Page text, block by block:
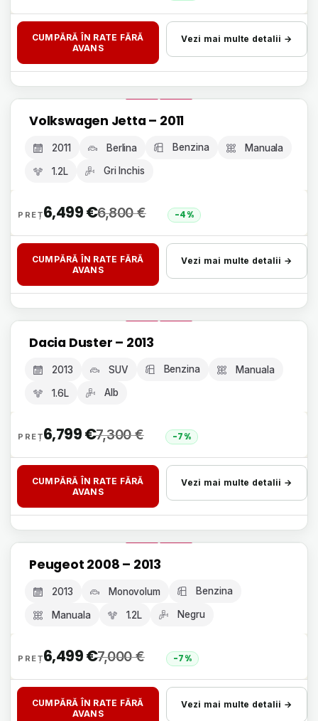
CUMPĂRĂ ÎN RATE FĂRĂ
AVANS
Vezi mai multe detalii →
GARANȚIE 12 LUNI
Volkswagen Jetta – 2011
2011 Berlina Benzina Manuala
1.2L Gri Inchis
6,800€
6,499€ -4%
CUMPĂRĂ ÎN RATE FĂRĂ
AVANS
Vezi mai multe detalii →
GARANȚIE 12 LUNI
Dacia Duster – 2013
2013 SUV Benzina Manuala
1.6L Alb
7,300€
6,799€ -7%
CUMPĂRĂ ÎN RATE FĂRĂ
AVANS
Vezi mai multe detalii →
GARANȚIE 12 LUNI
Peugeot 2008 – 2013
2013 Monovolum Benzina
Manuala 1.2L Negru
7,000€
6,499€ -7%
CUMPĂRĂ ÎN RATE FĂRĂ
AVANS
Vezi mai multe detalii →